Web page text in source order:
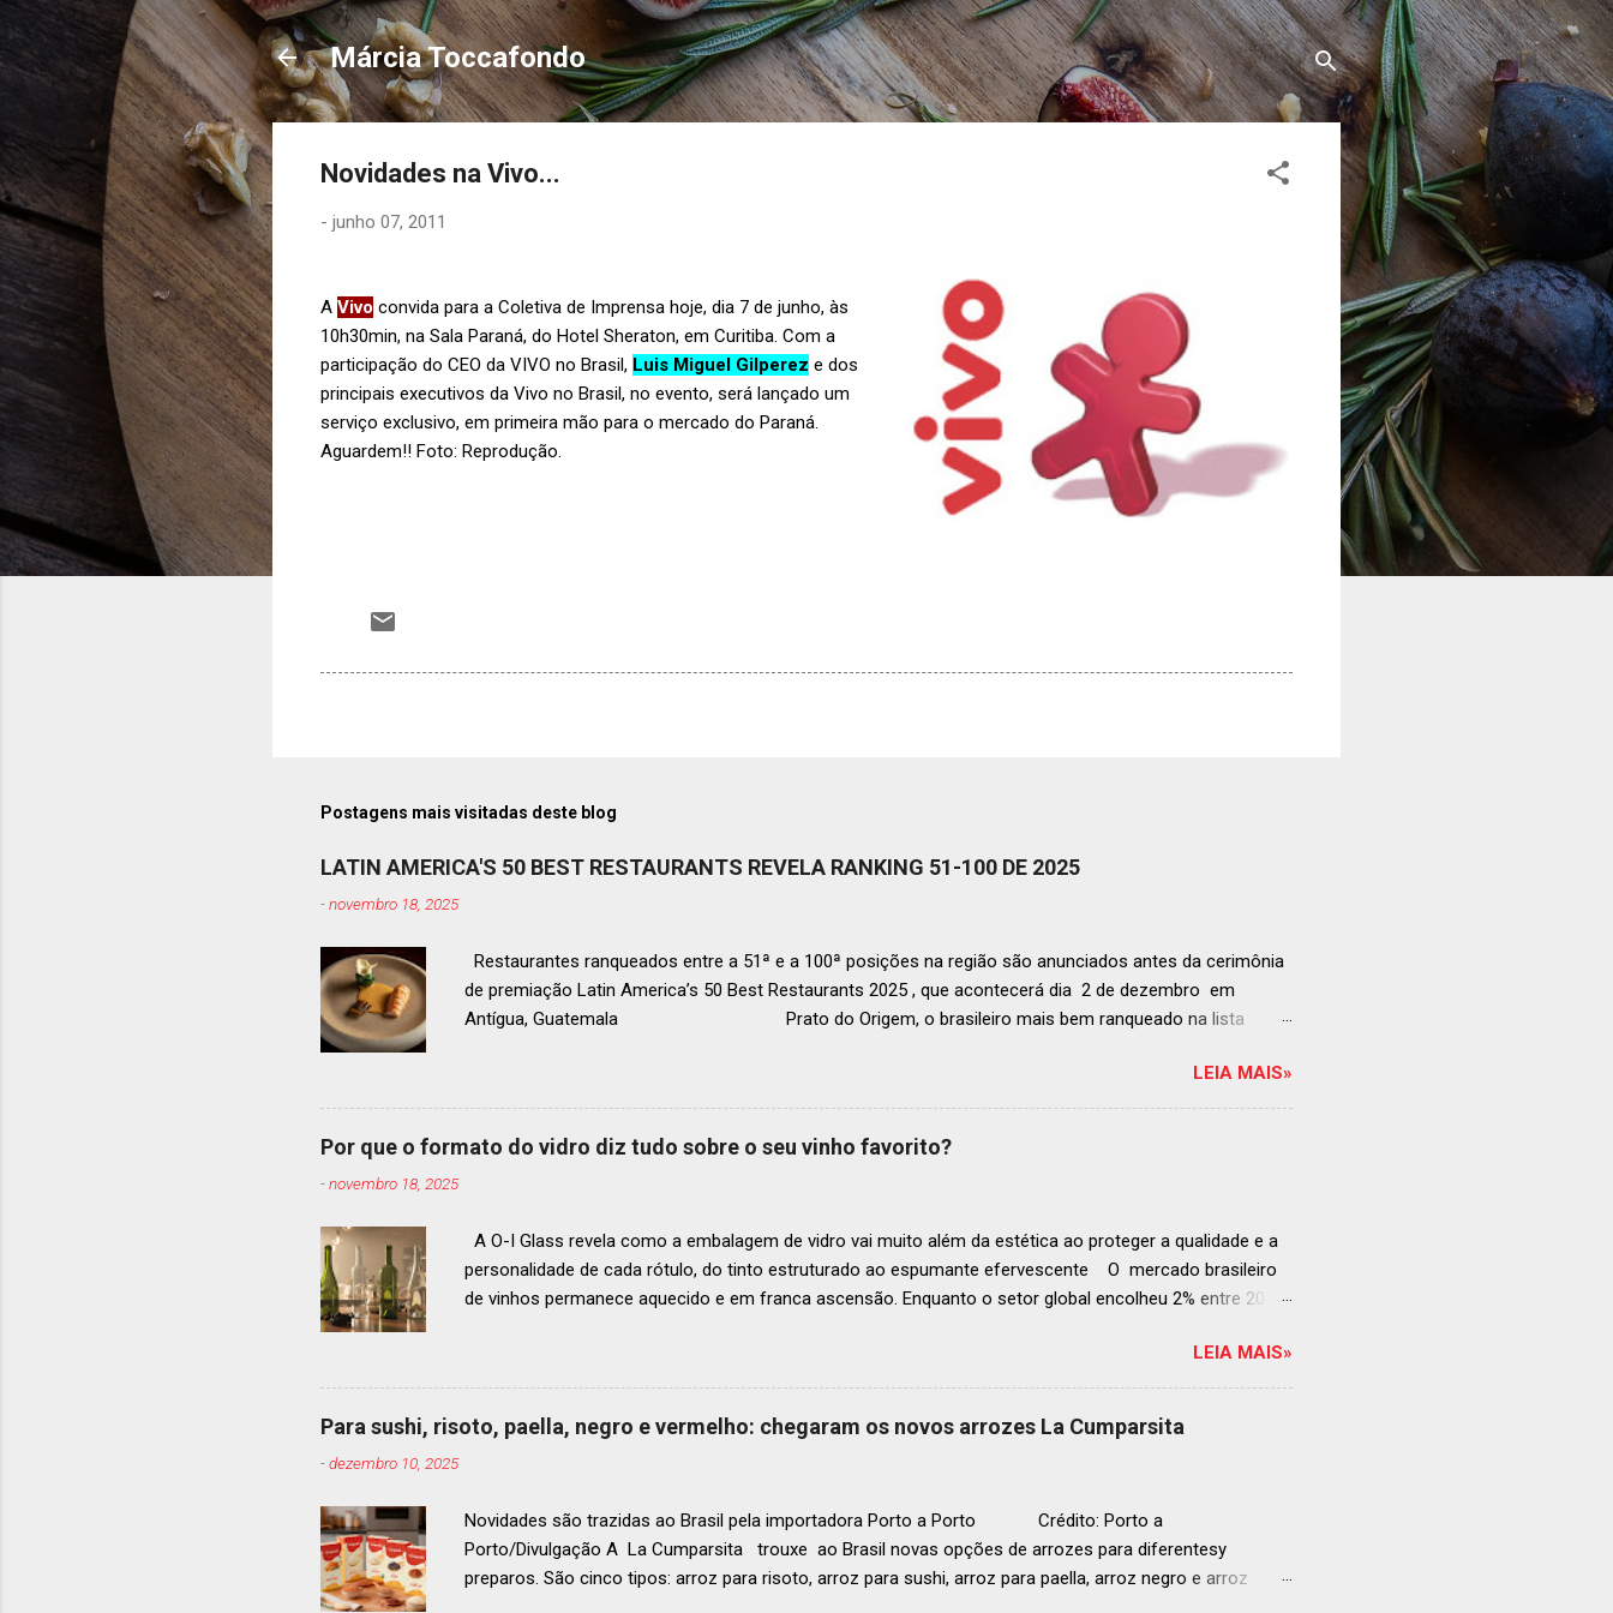
Pular para o conteúdo principal
Márcia Toccafondo
Novidades na Vivo...
- junho 07, 2011
A Vivo convida para a Coletiva de Imprensa hoje, dia 7 de junho, às
10h30min, na Sala Paraná, do Hotel Sheraton, em Curitiba. Com a
participação do CEO da VIVO no Brasil, Luis Miguel Gilperez e dos
principais executivos da Vivo no Brasil, no evento, será lançado um
serviço exclusivo, em primeira mão para o mercado do Paraná.
Aguardem!! Foto: Reprodução.
Postagens mais visitadas deste blog
LATIN AMERICA'S 50 BEST RESTAURANTS REVELA RANKING 51-100 DE 2025
-novembro 18, 2025
Restaurantes ranqueados entre a 51ª e a 100ª posições na região são anunciados antes da cerimônia
de premiação Latin America’s 50 Best Restaurants 2025 , que acontecerá dia 2 de dezembro em
Antígua, Guatemala Prato do Origem, o brasileiro mais bem ranqueado na lista
ranqueados nas posições No.51 a No.100,em celebração ao panorama vibrante e diversificado da
gastronomia de toda a região. A lista expandida demonstra o empenho da organização em reconhecer
um espectro mais amplo de talentos gastronômicos e prepara o palco para a grande revelação da
LEIA MAIS»
Por que o formato do vidro diz tudo sobre o seu vinho favorito?
-novembro 18, 2025
A O-I Glass revela como a embalagem de vidro vai muito além da estética ao proteger a qualidade e a
personalidade de cada rótulo, do tinto estruturado ao espumante efervescente O mercado brasileiro
de vinhos permanece aquecido e em franca ascensão. Enquanto o setor global encolheu 2% entre 2019
até 2029, de acordo com a consultoria Euromonitor. É neste cenário de taças cheias e expansão
contínua que a O-I Glass, líder mundial na fabricação de embalagens de vidro, se posiciona como
parceira essencial da indústria e consumidores e desvenda o segredo por trás da embalagem perfeita
para cada tipo de vinho. Se você pensava que garrafa de vinho era tudo igual, prepare-se para
LEIA MAIS»
Para sushi, risoto, paella, negro e vermelho: chegaram os novos arrozes La Cumparsita
-dezembro 10, 2025
Novidades são trazidas ao Brasil pela importadora Porto a Porto Crédito: Porto a
Porto/Divulgação A La Cumparsita trouxe ao Brasil novas opções de arrozes para diferentesy
preparos. São cinco tipos: arroz para risoto, arroz para sushi, arroz para paella, arroz negro e arroz